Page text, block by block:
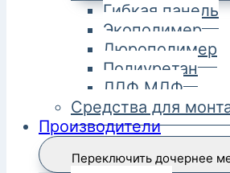
Гибкая панель
Экополимер
Дюрополимер
Полиуретан
ЛДФ МДФ
Средства для
Производители
Переключить дочернее